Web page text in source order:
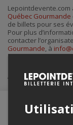
Québec Gourmande
de billets pour ses
Pour plus
contacter
Gourmande, à
Achat de